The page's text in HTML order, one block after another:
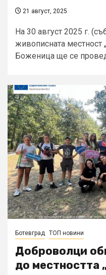
21 август, 2025
На 30 август 2025 г.
живописната местност
Боженица ще се
Ботевград ТОП новини
Доброволци
до местността